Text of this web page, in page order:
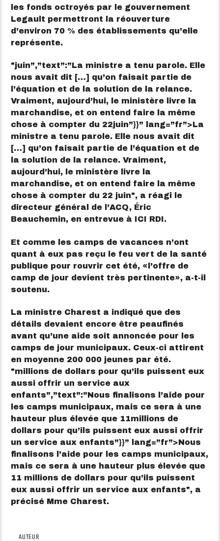
les fonds octroyés par le gouvernement
Legault permettront la réouverture
d’environ 70 % des établissements qu’elle
représente.
juin”,”text”:”La ministre a tenu parole. Elle
nous avait dit […] qu’on faisait partie de
l’équation et de la solution de la relance.
Vraiment, aujourd’hui, le ministère livre la
marchandise, et on entend faire la même
chose à compter du 22juin”}}” lang=”fr”>La
ministre a tenu parole. Elle nous avait dit
[…] qu’on faisait partie de l’équation et de
la solution de la relance. Vraiment,
aujourd’hui, le ministère livre la
marchandise, et on entend faire la même
chose à compter du 22 juin , a réagi le
directeur général de l’ACQ, Éric
Beauchemin, en entrevue à ICI RDI.
Et comme les camps de vacances n’ont
quant à eux pas reçu le feu vert de la santé
publique pour rouvrir cet été,
l’offre de
camp de jour devient très pertinente
, a-t-il
soutenu.
La ministre Charest a indiqué que des
détails devaient encore être peaufinés
avant qu’une aide soit annoncée pour les
camps de jour municipaux. Ceux-ci attirent
en moyenne 200 000 jeunes par été.
millions de dollars pour qu’ils puissent eux
aussi offrir un service aux
enfants”,”text”:”Nous finalisons l’aide pour
les camps municipaux, mais ce sera à une
hauteur plus élevée que 11millions de
dollars pour qu’ils puissent eux aussi offrir
un service aux enfants”}}” lang=”fr”>Nous
finalisons l’aide pour les camps municipaux,
mais ce sera à une hauteur plus élevée que
11 millions de dollars pour qu’ils puissent
eux aussi offrir un service aux enfants , a
précisé Mme Charest.
AUTEUR